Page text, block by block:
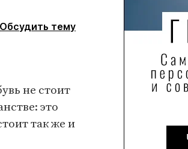
Обсудить тему
не стоит
это
так же и